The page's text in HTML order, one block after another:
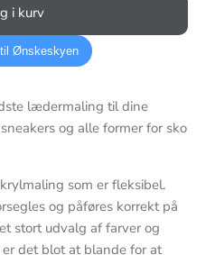
i kurv
Ønskeskyen
lædermaling til dine
og alle former for sko
som er fleksibel.
og påføres korrekt på
stort udvalg af farver og
det blot at blande for at